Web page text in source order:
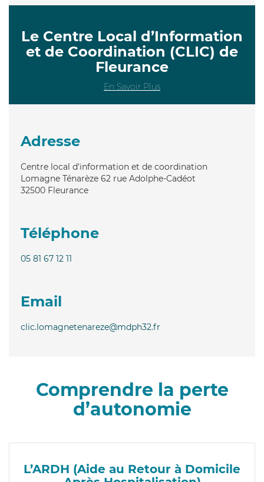
Le Centre Local d’Information
et de Coordination (CLIC) de
Fleurance
En Savoir Plus
Adresse
Centre local d'information et de coordination
Lomagne Ténarèze 62 rue Adolphe-Cadéot
32500 Fleurance
Téléphone
05 81 67 12 11
Email
clic.lomagnetenareze@mdph32.fr
Comprendre la perte
d’autonomie
L’ARDH (Aide au Retour à Domicile